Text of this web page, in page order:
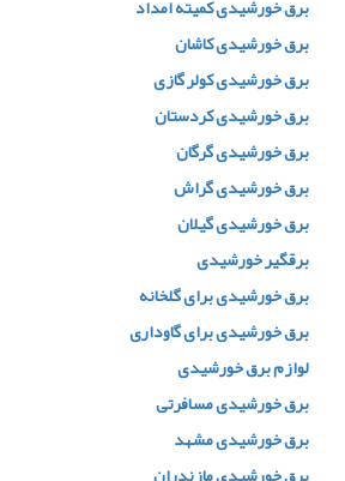
برق خورشیدی کمیته امداد
برق خورشیدی کاشان
برق خورشیدی کولر گازی
برق خورشیدی کردستان
برق خورشیدی گرگان
برق خورشیدی گراش
برق خورشیدی گیلان
برقگیر خورشیدی
برق خورشیدی برای گلخانه
برق خورشیدی برای گاوداری
لوازم برق خورشیدی
برق خورشیدی مسافرتی
برق خورشیدی مشهد